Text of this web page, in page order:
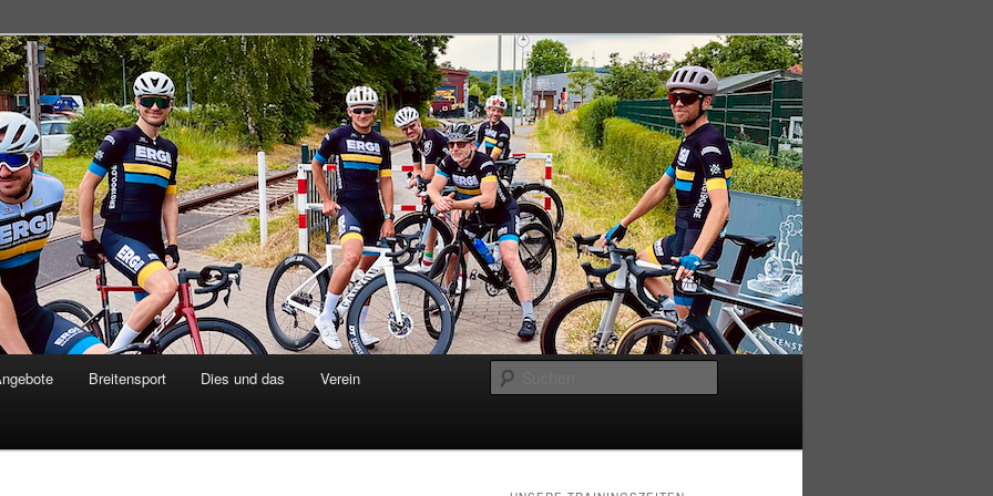
Breitensport Dies und das Verein